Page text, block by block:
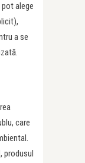
alege
a se
care
produsul